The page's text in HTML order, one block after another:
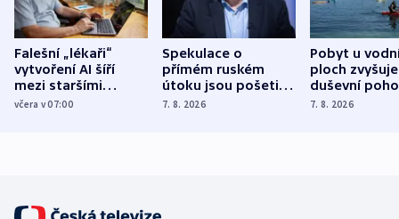
Falešní „lékaři“
vytvoření AI šíří
mezi staršími
Poláky nebezpečné
včera v 07:00
Spekulace o
přímém ruském
útoku jsou pošetilé,
míní estonský
7. 8. 2026
Pobyt u
ploch zvyšuje
duševní
ukázala
7. 8. 2026